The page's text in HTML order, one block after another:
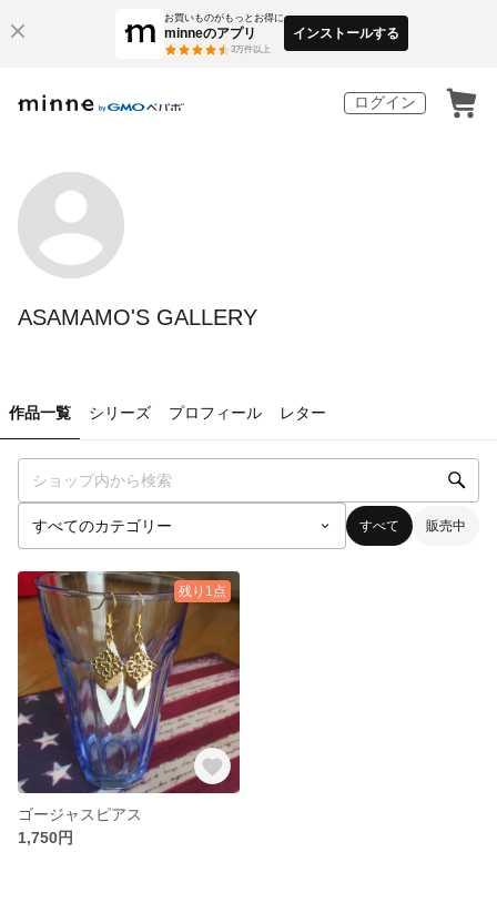
お買いものがもっとお得に
minneのアプリ
3万件以上
インストールする
ログイン
ASAMAMO'S GALLERY
作品一覧 シリーズ プロフィール レター
すべて 販売中
残り1点
ゴージャスピアス
1,750円